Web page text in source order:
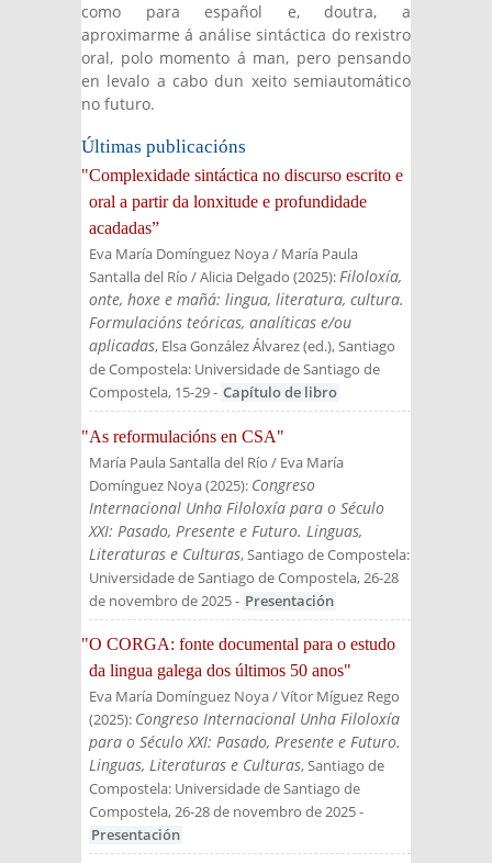
como para español e, doutra, a
aproximarme á análise sintáctica do rexistro
oral, polo momento á man, pero pensando
en levalo a cabo dun xeito semiautomático
no futuro.
Últimas publicacións
"Complexidade sintáctica no discurso escrito e
oral a partir da lonxitude e profundidade
acadadas”
Eva María Domínguez Noya / María Paula
Santalla del Río / Alicia Delgado (2025):Filoloxía,
onte, hoxe e mañá: lingua, literatura, cultura.
Formulacións teóricas, analíticas e/ou
aplicadas, Elsa González Álvarez (ed.), Santiago
de Compostela: Universidade de Santiago de
Compostela, 15-29- Capítulo de libro
"As reformulacións en CSA"
María Paula Santalla del Río / Eva María
Domínguez Noya(2025): Congreso
Internacional Unha Filoloxía para o Século
XXI: Pasado, Presente e Futuro. Linguas,
Literaturas e Culturas, Santiago de Compostela:
Universidade de Santiago de Compostela, 26-28
de novembro de 2025- Presentación
"O CORGA: fonte documental para o estudo
da lingua galega dos últimos 50 anos"
Eva María Domínguez Noya / Vítor Míguez Rego
(2025): Congreso Internacional Unha Filoloxía
para o Século XXI: Pasado, Presente e Futuro.
Linguas, Literaturas e Culturas, Santiago de
Compostela: Universidade de Santiago de
Compostela, 26-28 de novembro de 2025-
Presentación